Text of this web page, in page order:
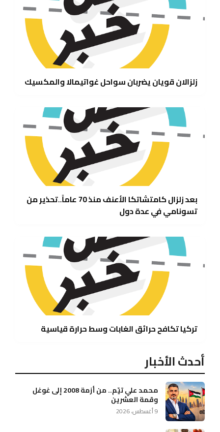
زلزالان قويان يضربان سواحل غواتيمالا والمكسيك
بعد زلزال كامتشاتكا الأعنف منذ 70 عاماً..تحذير من
تسونامي في عدة دول
تركيا تكافح حرائق الغابات وسط حرارة قياسية
أحدث الأخبار
محمد علي تيّم.. من أزمة 2008 إلى غوغل
وقمة العشرين
9 أغسطس، 2026